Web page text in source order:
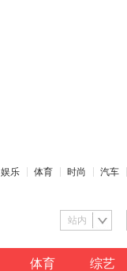
娱乐 体育 时尚 汽车
站内
体育 综艺